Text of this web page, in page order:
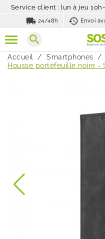
Service client : lun à jeu
local_shipping 24/48h Envoi
search
Accueil Smartphones
Housse portefeuille noire -